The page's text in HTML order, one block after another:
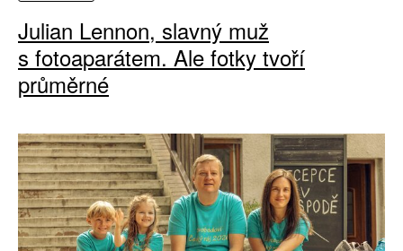
Julian Lennon, slavný muž
s fotoaparátem. Ale fotky tvoří
průměrné